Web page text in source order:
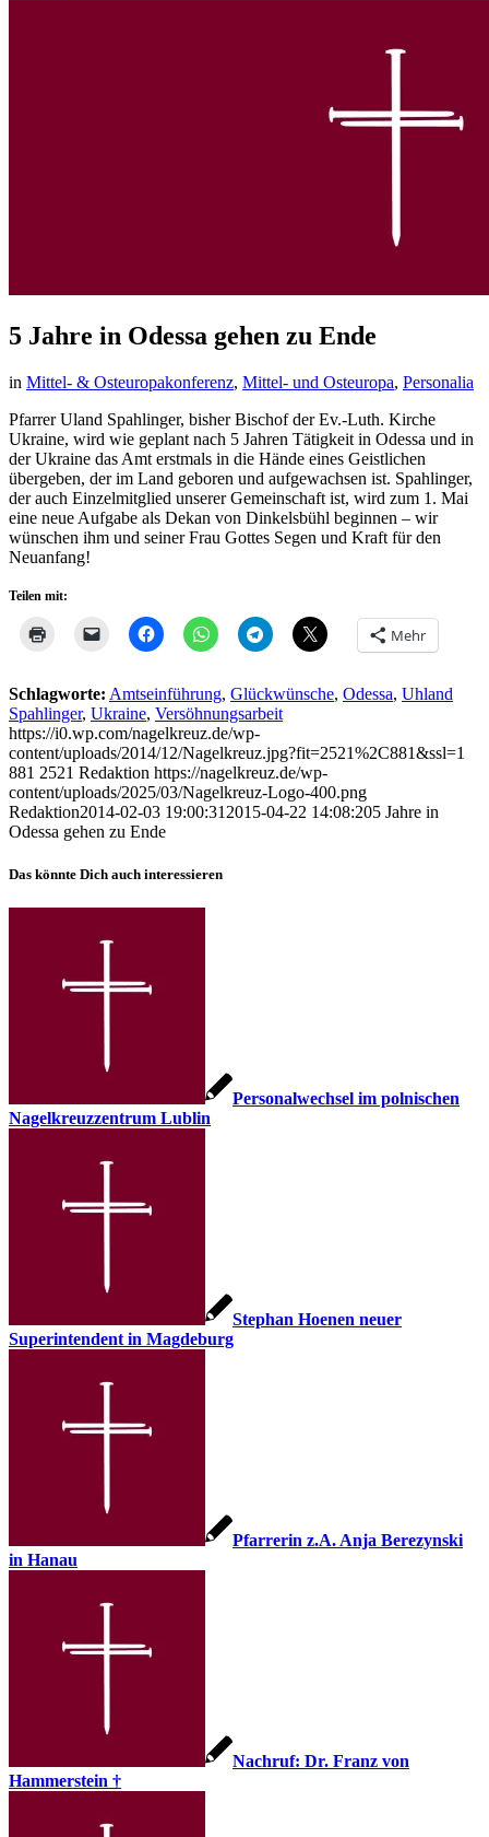
5 Jahre in Odessa gehen zu Ende
in Mittel- & Osteuropakonferenz, Mittel- und Osteuropa, Personalia
Pfarrer Uland Spahlinger, bisher Bischof der Ev.-Luth. Kirche
Ukraine, wird wie geplant nach 5 Jahren Tätigkeit in Odessa und in
der Ukraine das Amt erstmals in die Hände eines Geistlichen
übergeben, der im Land geboren und aufgewachsen ist. Spahlinger,
der auch Einzelmitglied unserer Gemeinschaft ist, wird zum 1. Mai
eine neue Aufgabe als Dekan von Dinkelsbühl beginnen – wir
wünschen ihm und seiner Frau Gottes Segen und Kraft für den
Neuanfang!
Teilen mit:
Mehr
Schlagworte: Amtseinführung, Glückwünsche, Odessa, Uhland
Spahlinger, Ukraine, Versöhnungsarbeit
https://i0.wp.com/nagelkreuz.de/wp-
content/uploads/2014/12/Nagelkreuz.jpg?fit=2521%2C881&ssl=1
881 2521 Redaktion https://nagelkreuz.de/wp-
content/uploads/2025/03/Nagelkreuz-Logo-400.png
Redaktion2014-02-03 19:00:31 2015-04-22 14:08:205 Jahre in
Odessa gehen zu Ende
Das könnte Dich auch interessieren
Personalwechsel im polnischen
Nagelkreuzzentrum Lublin
Stephan Hoenen neuer
Superintendent in Magdeburg
Pfarrerin z.A. Anja Berezynski
in Hanau
Nachruf: Dr. Franz von
Hammerstein †